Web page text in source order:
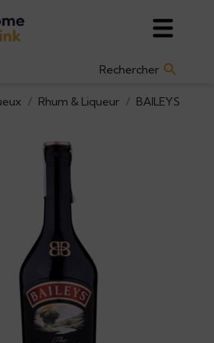

Rhum & Liqueur BAILEYS